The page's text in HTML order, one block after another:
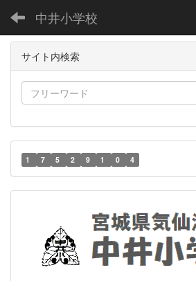
中井小学校
サイト内検索
1 7 5 2 9 1 0 4